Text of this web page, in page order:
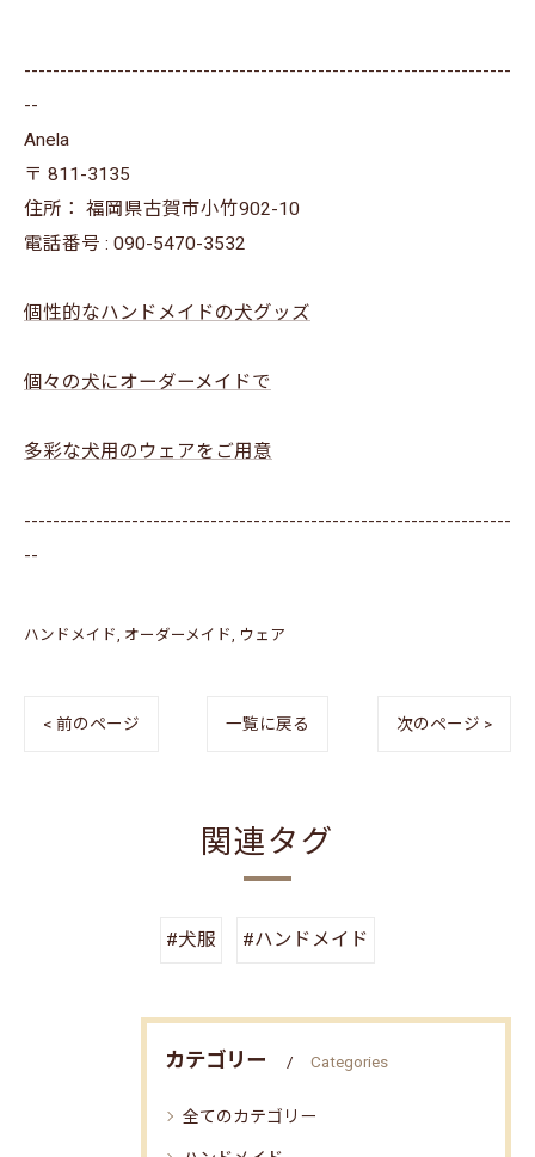
--------------------------------------------------------------------
--
Anela
〒 811-3135
住所： 福岡県古賀市小竹902-10
電話番号 : 090-5470-3532
個性的なハンドメイドの犬グッズ
個々の犬にオーダーメイドで
多彩な犬用のウェアをご用意
--------------------------------------------------------------------
--
ハンドメイド オーダーメイド ウェア
< 前のページ 一覧に戻る 次のページ >
関連タグ
#犬服 #ハンドメイド
カテゴリー Categories
全てのカテゴリー